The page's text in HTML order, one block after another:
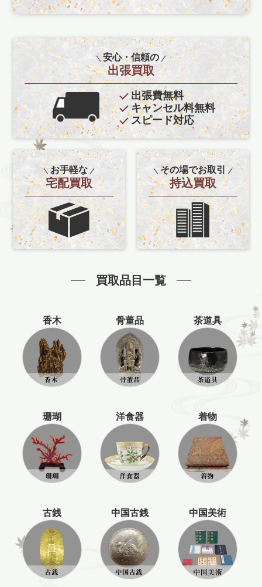
安心・信頼の
出張買取
出張費無料
キャンセル料無料
スピード対応
お手軽な
宅配買取
その場でお取引
持込買取
買取品目一覧
香木 骨董品 茶道具
珊瑚 洋食器 着物
古銭 中国古銭 中国美術